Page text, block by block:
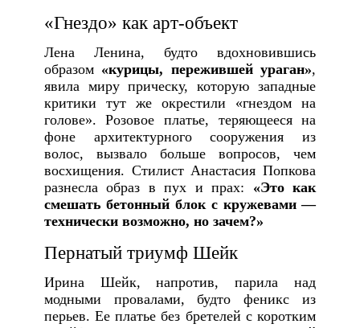
«Гнездо» как арт-объект
Лена Ленина, будто вдохновившись
образом «курицы, пережившей ураган»,
явила миру прическу, которую западные
критики тут же окрестили «гнездом на
голове». Розовое платье, теряющееся на
фоне архитектурного сооружения из
волос, вызвало больше вопросов, чем
восхищения. Стилист Анастасия Попкова
разнесла образ в пух и прах: «Это как
смешать бетонный блок с кружевами —
технически возможно, но зачем?»
Пернатый триумф Шейк
Ирина Шейк, напротив, парила над
модными провалами, будто феникс из
перьев. Ее платье без бретелей с коротким